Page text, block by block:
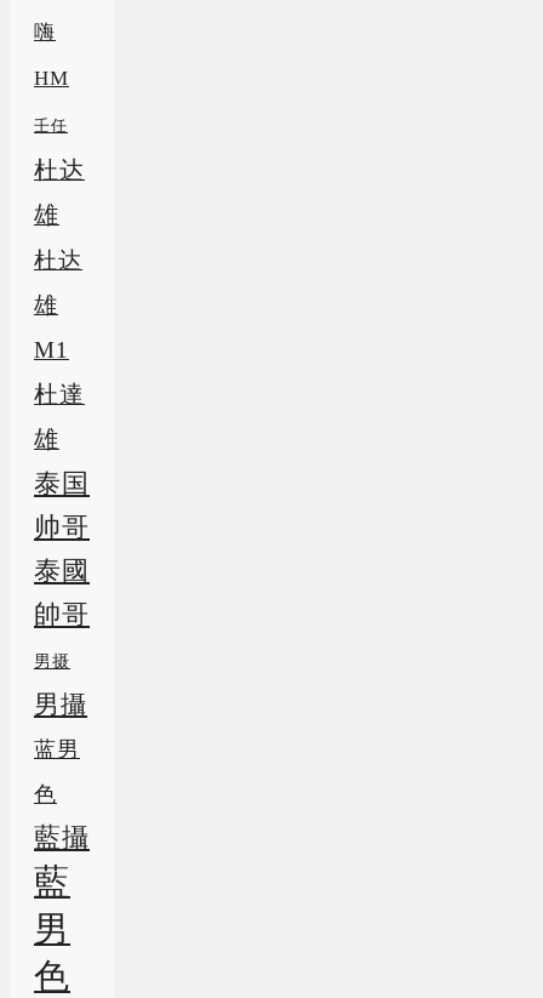
嗨
HM
壬任
杜达
雄
杜达
雄
M1
杜達
雄
泰国
帅哥
泰國
帥哥
男摄
男攝
蓝男
色
藍攝
藍
男
色